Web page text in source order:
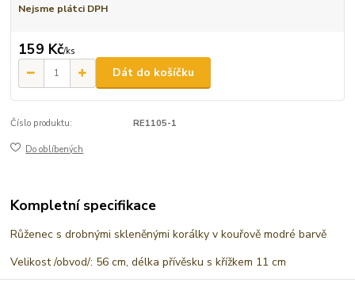
Nejsme plátci DPH
159 Kč/ks
Dát do košíčku
Číslo produktu: RE1105-1
Do oblíbených
Kompletní specifikace
Růženec s drobnými skleněnými korálky v kouřově modré barvě
Velikost /obvod/: 56 cm, délka přívěsku s křížkem 11 cm